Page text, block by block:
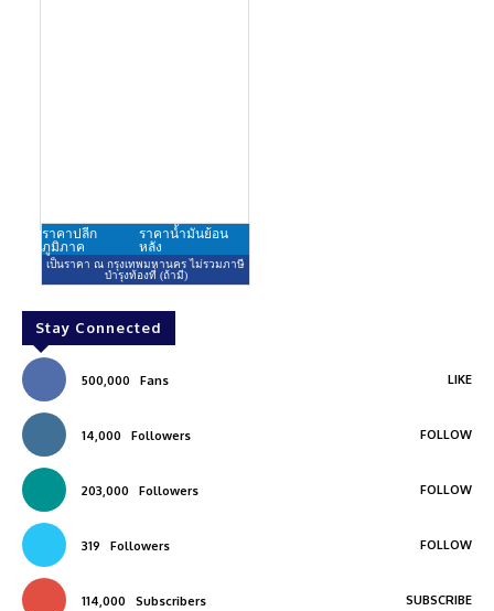
Stay Connected
500,000 Fans LIKE
14,000 Followers FOLLOW
203,000 Followers FOLLOW
319 Followers FOLLOW
114,000 Subscribers SUBSCRIBE